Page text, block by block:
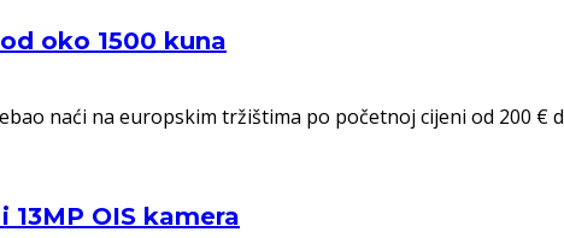
oko 1500 kuna
naći na europskim tržištima po početnoj cijeni od 200 €
13MP OIS kamera